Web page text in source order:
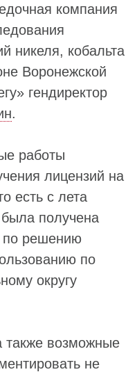
компания
никеля, кобальта
Воронежской
гендиректор
.
работы
лицензий на
есть с лета
получена
по решению
по
округу
также возможные
не